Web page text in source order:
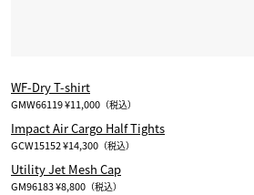
WF-Dry T-shirt
GMW66119 ¥11,000 （税込）
Impact Air Cargo Half Tights
GCW15152 ¥14,300 （税込）
Utility Jet Mesh Cap
GM96183 ¥8,800 （税込）